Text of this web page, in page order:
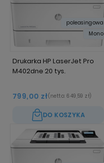
Drukarka HP LaserJet Pro
M402dne 20 tys.
799,00 zł(netto: 649,59 zł)
DO KOSZYKA
poleasingowa
Mono